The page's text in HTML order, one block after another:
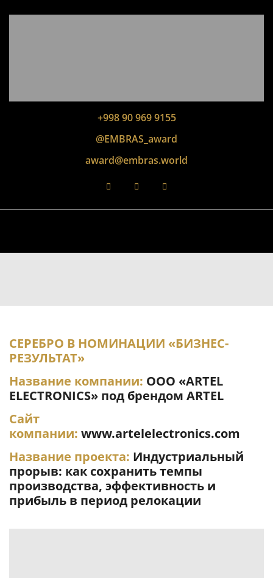
+998 90 969 9155
@EMBRAS_award
award@embras.world
СЕРЕБРО В НОМИНАЦИИ «БИЗНЕС-
РЕЗУЛЬТАТ»
Название компании: ООО «ARTEL
ELECTRONICS» под брендом ARTEL
Сайт
компании: www.artelelectronics.com
Название проекта: Индустриальный
прорыв: как сохранить темпы
производства, эффективность и
прибыль в период релокации